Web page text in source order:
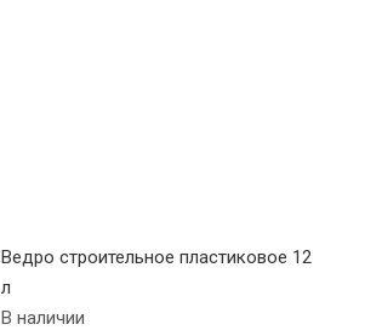
Ведро строительное пластиковое 12
л
В наличии